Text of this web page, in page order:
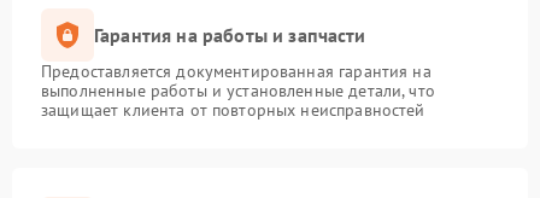
Гарантия на работы и запчасти
Предоставляется документированная гарантия на
выполненные работы и установленные детали, что
защищает клиента от повторных неисправностей